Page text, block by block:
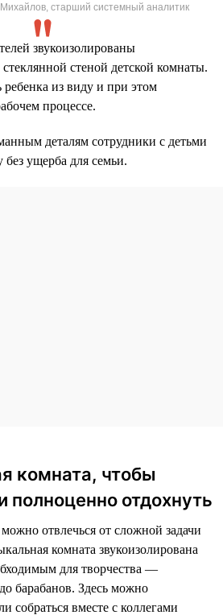
старший системный аналитик
звукоизолированы
стеной детской комнаты.
ребенка из виду и при этом
процессе.
деталям сотрудники с детьми
без ущерба для семьи.
комната, чтобы
полноценно отдохнуть
отвлечься от сложной задачи
комната звукоизолирована
для творчества —
барабанов. Здесь можно
собраться вместе с коллегами